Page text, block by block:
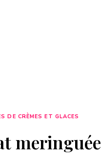
DE CRÈMES ET GLACES
meringuée